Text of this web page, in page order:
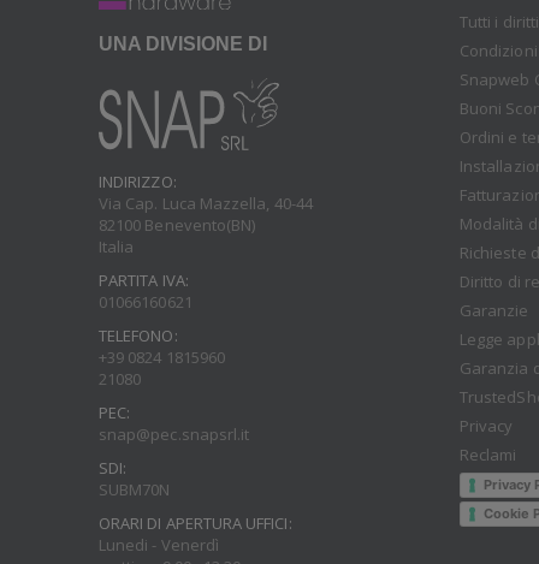
UNA DIVISIONE DI
INDIRIZZO:
Via Cap. Luca Mazzella, 40-44
82100 Benevento(BN)
Italia
PARTITA IVA:
01066160621
TELEFONO:
+39 0824 1815960
21080
PEC:
snap@pec.snapsrl.it
SDI:
SUBM70N
ORARI DI APERTURA UFFICI:
Lunedi - Venerdì
Tutti i
Snapweb
Buoni
Ordini e
Modalità
Richieste
Diritto di
Garanzie
Legge
Garanzia
Privacy
Reclami
Privacy
Cookie